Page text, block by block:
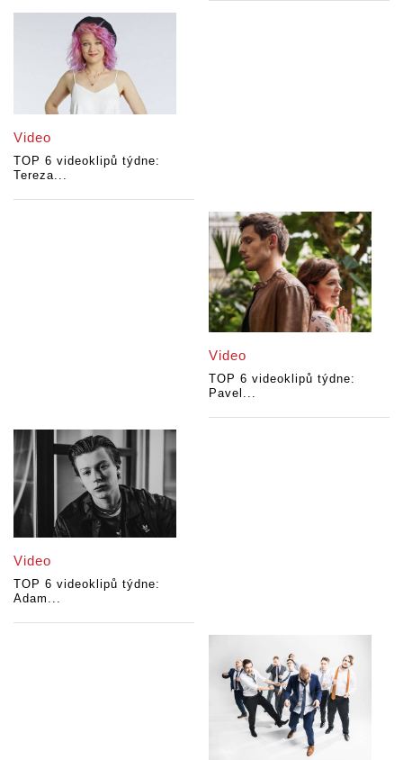
Video
TOP 6 videoklipů týdne:
Tereza...
Video
TOP 6 videoklipů týdne:
Pavel...
Video
TOP 6 videoklipů týdne:
Adam...